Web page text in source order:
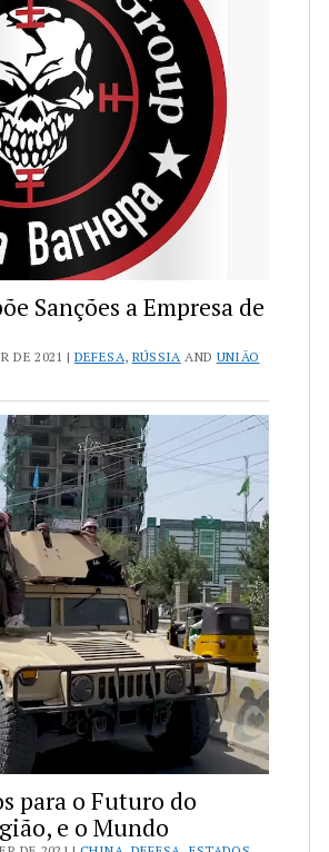
Sanções a Empresa de
DE 2021 | DEFESA, RÚSSIA AND UNIÃO
para o Futuro do
e o Mundo